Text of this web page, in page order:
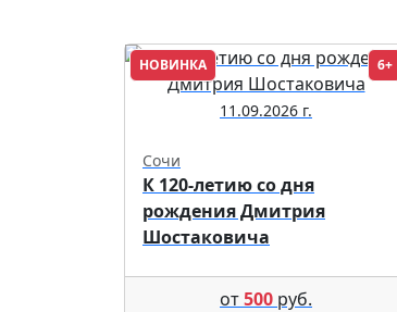
НОВИНКА 6+
11.09.2026 г.
Сочи
К 120-летию со дня
рождения Дмитрия
Шостаковича
от500 руб.